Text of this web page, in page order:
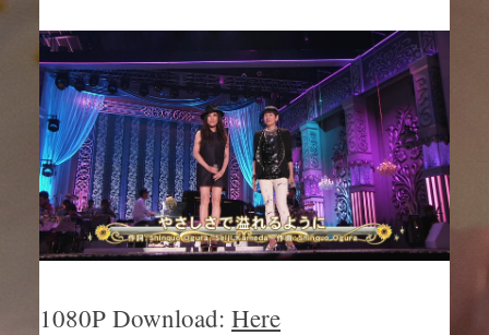
1080P Download: Here